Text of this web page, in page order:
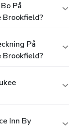
På
Brookfield?
På
Brookfield?
Inn By